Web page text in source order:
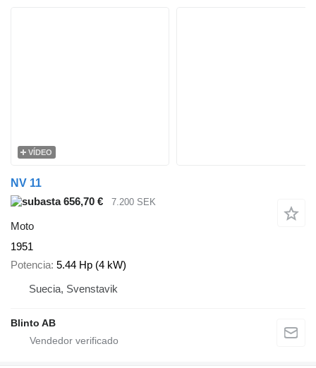
VÍDEO
NV 11
656,70 €
7.200 SEK
Moto
1951
Potencia 5.44 Hp (4 kW)
Suecia, Svenstavik
Blinto AB